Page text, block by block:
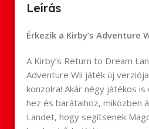
Leírás
Érkezik a Kirby’s Adventure
A Kirby’s Return to Dream
Adventure Wii játék új
konzolra! Akár négy játékos
hez és barátaihoz, miközben
Landet, hogy segítsenek